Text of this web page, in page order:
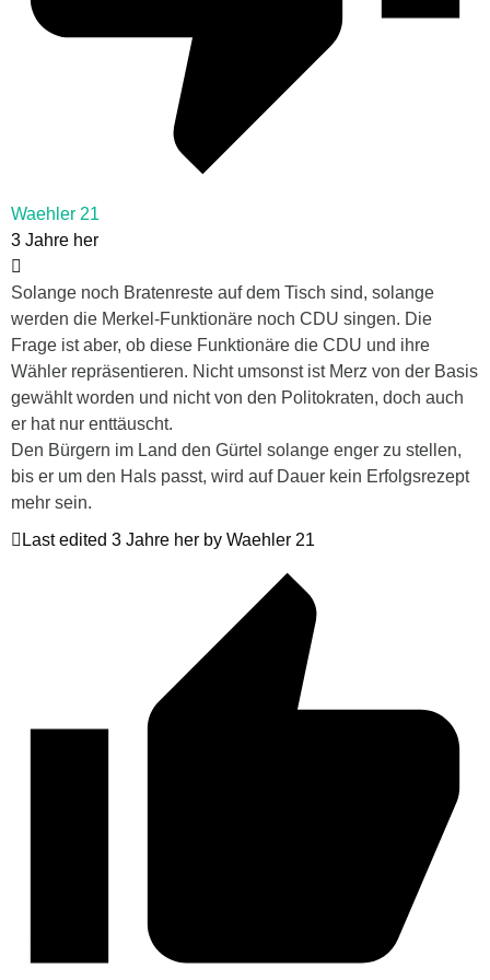
Waehler 21
3 Jahre her
Solange noch Bratenreste auf dem Tisch sind, solange
werden die Merkel-Funktionäre noch CDU singen. Die
Frage ist aber, ob diese Funktionäre die CDU und ihre
Wähler repräsentieren. Nicht umsonst ist Merz von der Basis
gewählt worden und nicht von den Politokraten, doch auch
er hat nur enttäuscht.
Den Bürgern im Land den Gürtel solange enger zu stellen,
bis er um den Hals passt, wird auf Dauer kein Erfolgsrezept
mehr sein.
Last edited 3 Jahre her by Waehler 21